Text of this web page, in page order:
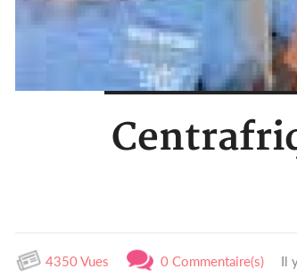
4350 Vues 0 Commentaire(s) Il